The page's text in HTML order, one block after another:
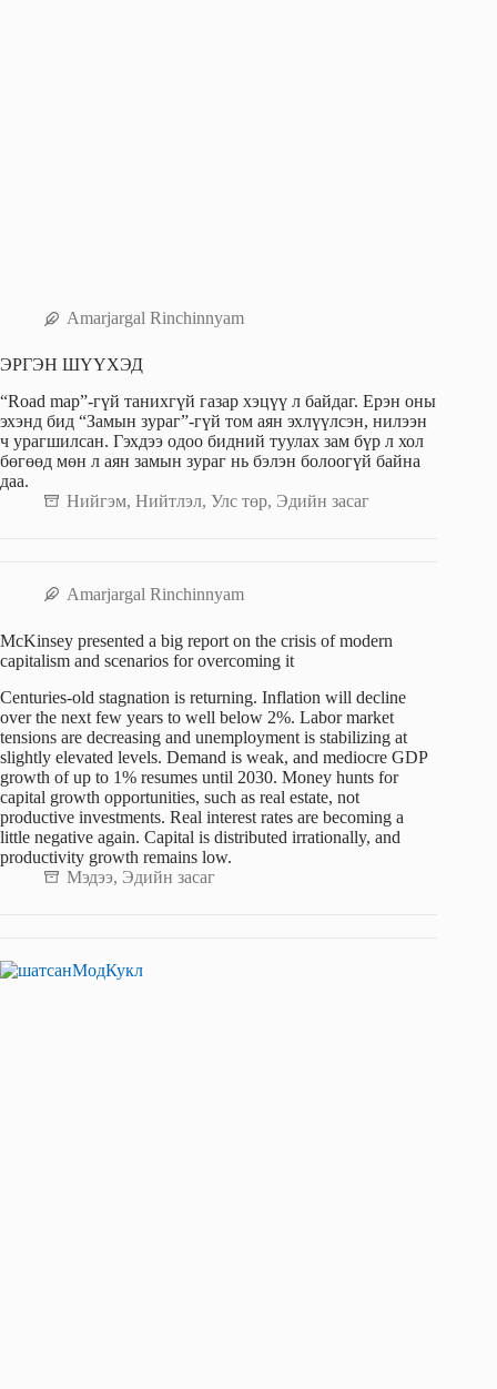
Amarjargal Rinchinnyam
ЭРГЭН ШҮҮХЭД
“Road map”-гүй танихгүй газар хэцүү л байдаг. Ерэн оны
эхэнд бид “Замын зураг”-гүй том аян эхлүүлсэн, нилээн
ч урагшилсан. Гэхдээ одоо бидний туулах зам бүр л хол
бөгөөд мөн л аян замын зураг нь бэлэн болоогүй байна
даа.
Нийгэм, Нийтлэл, Улс төр, Эдийн засаг
Amarjargal Rinchinnyam
McKinsey presented a big report on the crisis of modern
capitalism and scenarios for overcoming it
Centuries-old stagnation is returning. Inflation will decline
over the next few years to well below 2%. Labor market
tensions are decreasing and unemployment is stabilizing at
slightly elevated levels. Demand is weak, and mediocre GDP
growth of up to 1% resumes until 2030. Money hunts for
capital growth opportunities, such as real estate, not
productive investments. Real interest rates are becoming a
little negative again. Capital is distributed irrationally, and
productivity growth remains low.
Мэдээ, Эдийн засаг